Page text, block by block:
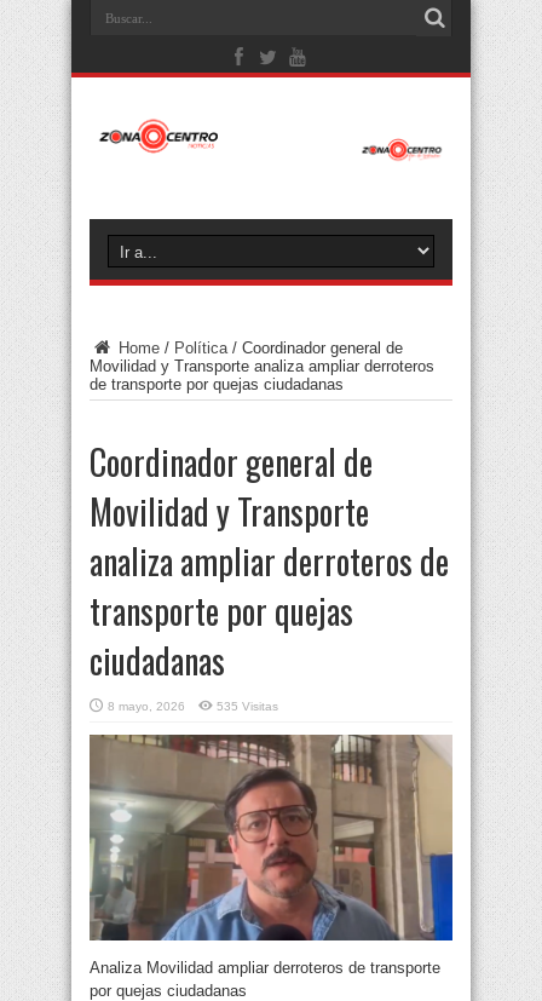
Home / Política / Coordinador general de
Movilidad y Transporte analiza ampliar derroteros
de transporte por quejas ciudadanas
Coordinador general de
Movilidad y Transporte
analiza ampliar derroteros de
transporte por quejas
ciudadanas
8 mayo, 2026 535 Visitas
Analiza Movilidad ampliar derroteros de transporte
por quejas ciudadanas